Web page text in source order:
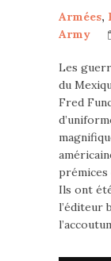
Armées,
Army
Les
du
Fred
Ils ont
l’éditeur